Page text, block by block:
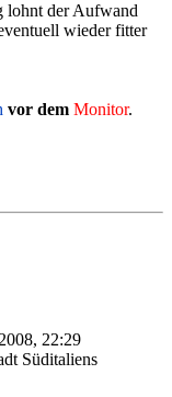
lohnt der Aufwand
wieder fitter
vor dem Monitor.
22:29
Süditaliens